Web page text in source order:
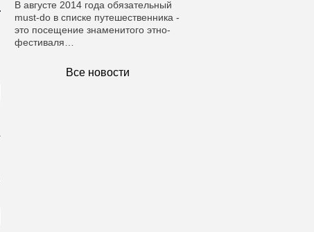
В августе 2014 года обязательный
must-do в списке путешественника -
это посещение знаменитого этно-
фестиваля…
Все новости